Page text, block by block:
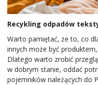
Recykling odpadów
Warto pamiętać, że to, co
innych może być
Dlatego warto zrobić
w dobrym stanie, oddać
pojemników należących do